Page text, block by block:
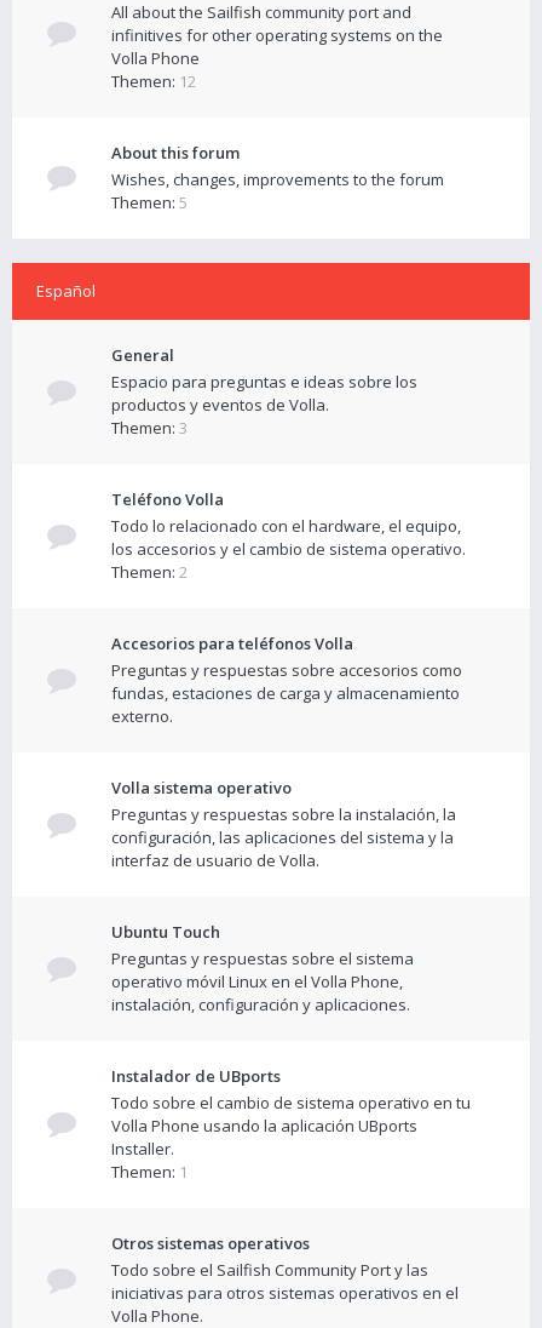
All about the Sailfish community port and
infinitives for other operating systems on the
Volla Phone
Themen: 12
About this forum
Wishes, changes, improvements to the forum
Themen: 5
Español
General
Espacio para preguntas e ideas sobre los
productos y eventos de Volla.
Themen: 3
Teléfono Volla
Todo lo relacionado con el hardware, el equipo,
los accesorios y el cambio de sistema operativo.
Themen: 2
Accesorios para teléfonos Volla
Preguntas y respuestas sobre accesorios como
fundas, estaciones de carga y almacenamiento
externo.
Volla sistema operativo
Preguntas y respuestas sobre la instalación, la
configuración, las aplicaciones del sistema y la
interfaz de usuario de Volla.
Ubuntu Touch
Preguntas y respuestas sobre el sistema
operativo móvil Linux en el Volla Phone,
instalación, configuración y aplicaciones.
Instalador de UBports
Todo sobre el cambio de sistema operativo en tu
Volla Phone usando la aplicación UBports
Installer.
Themen: 1
Otros sistemas operativos
Todo sobre el Sailfish Community Port y las
iniciativas para otros sistemas operativos en el
Volla Phone.